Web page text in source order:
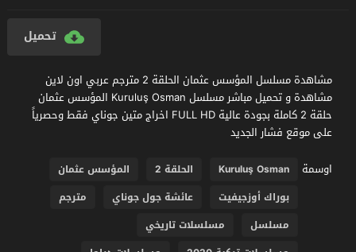
تحميل
مشاهدة مسلسل المؤسس عثمان الحلقة 2 مترجم عربي اون لاين
مشاهدة و تحميل مباشر مسلسل Kuruluş Osman المؤسس عثمان
حلقة 2 كاملة بجودة عالية FULL HD اخراج متين جوناي فقط وحصرياً
على موقع فشار الجديد
اوسمة
Kuruluş Osman الحلقة 2
المؤسس عثمان
بوراك أوزجيفيت
عائشة جول جوناي
مترجم
مسلسل
مسلسلات تاريخي